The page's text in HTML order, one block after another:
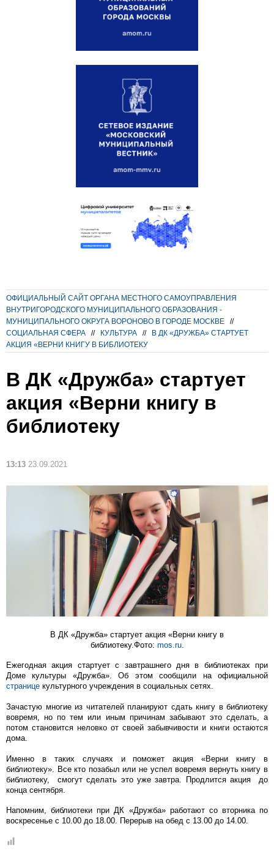
ОФИЦИАЛЬНЫЙ САЙТ ОРГАНА МЕСТНОГО САМОУПРАВЛЕНИЯ
ВНУТРИГОРОДСКОГО МУНИЦИПАЛЬНОГО ОБРАЗОВАНИЯ -
МУНИЦИПАЛЬНОГО ОКРУГА ВОРОНОВО В ГОРОДЕ МОСКВЕ
//
СОЦИАЛЬНАЯ СФЕРА
// КУЛЬТУРА //
В ДК «ДРУЖБА» СТАРТУЕТ
АКЦИЯ «ВЕРНИ КНИГУ В БИБЛИОТЕКУ
В ДК «Дружба» стартует
акция «Верни книгу в
библиотеку
13:13 23.09.2021
В ДК «Дружба» стартует акция «Верни книгу в
библиотеку.Фото: mos.ru.
Ежегодная акция стартует с завтрашнего дня в библиотеках при
Доме культуры «Дружба». Об этом сообщили на официальной
странице культурного учреждения в социальных сетях.
Зачастую многие из читателей планируют сдать книгу в библиотеку
вовремя, но по тем или иным причинам забывают это сделать, а
потом становится неловко от своей забывчивости и книги остаются
дома.
Именно в таких случаях и поможет акция «Верни книгу в
библиотеку». Все кто позабыл или не успел вовремя вернуть книгу в
библиотеку, смогут сделать это уже завтра. Продлится акция до
конца сентября.
Напомним, библиотеки при ДК «Дружба» работают со вторника по
воскресенье с 10.00 до 18.00. Перерыв на обед с 13.00 до 14.00.